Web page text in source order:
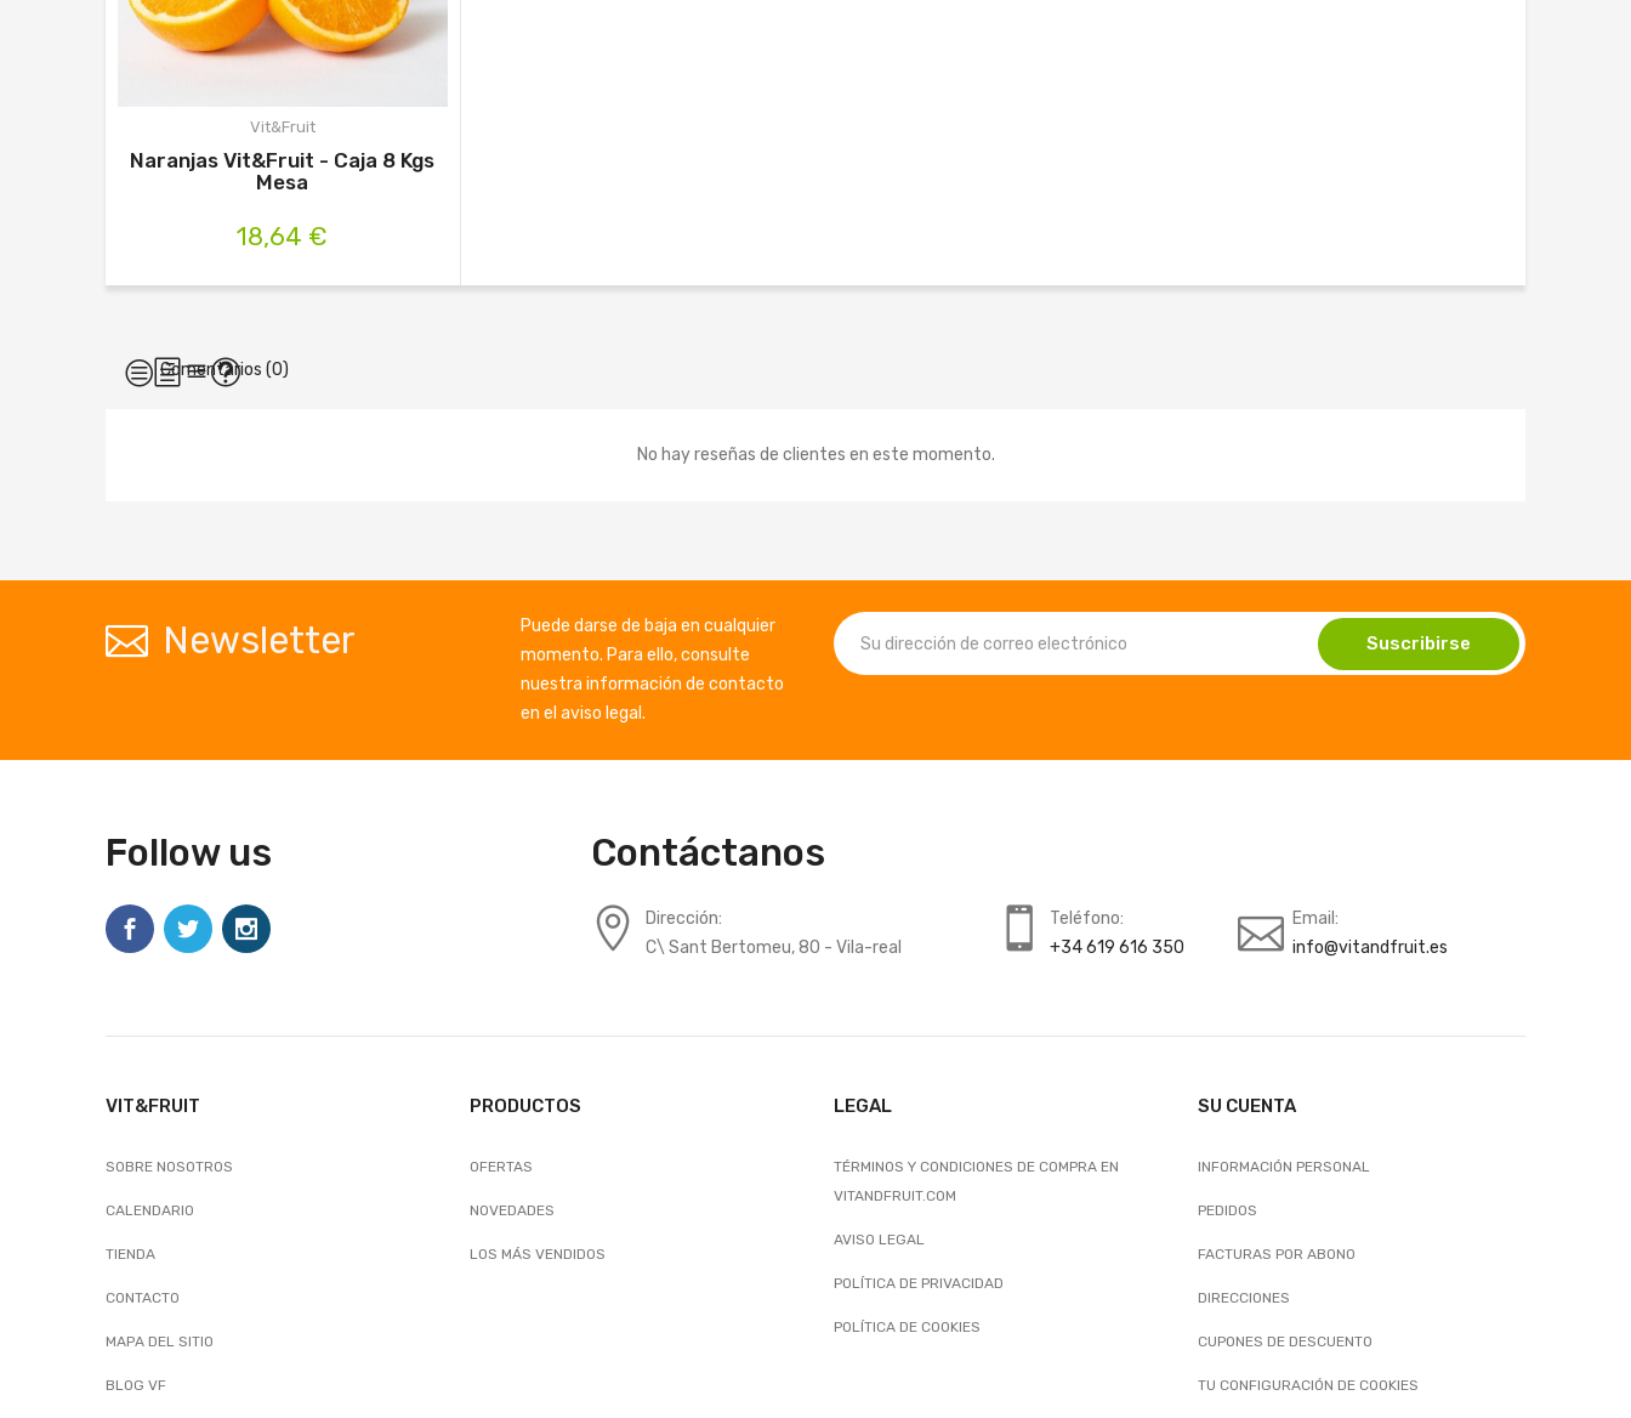
Vit&Fruit
Naranjas Vit&Fruit - Caja 8 Kgs
Mesa
18,64 €
Comentarios (0)
No hay reseñas de clientes en este momento.
Newsletter
Puede darse de baja en cualquier
momento. Para ello, consulte
nuestra información de contacto
en el aviso legal.
Follow us Contáctanos
Dirección:
C\ Sant Bertomeu, 80 - Vila-real
Teléfono:
+34 619 616 350
Email:
info@vitandfruit.es
VIT&FRUIT
SOBRE NOSOTROS
CALENDARIO
TIENDA
CONTACTO
MAPA DEL SITIO
BLOG VF
PRODUCTOS
OFERTAS
NOVEDADES
LOS MÁS VENDIDOS
LEGAL
TÉRMINOS Y CONDICIONES DE COMPRA EN
VITANDFRUIT.COM
AVISO LEGAL
POLÍTICA DE PRIVACIDAD
POLÍTICA DE COOKIES
SU CUENTA
INFORMACIÓN PERSONAL
PEDIDOS
FACTURAS POR ABONO
DIRECCIONES
CUPONES DE DESCUENTO
TU CONFIGURACIÓN DE COOKIES